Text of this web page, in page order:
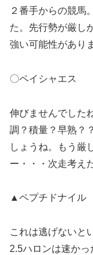
２番手からの競馬
た。先行勢が厳し
強い可能性があり
〇ペイシャエス
伸びませんでした
調？積量？早熟？
しょうね。もう厳
ー・・・次走考え
▲ペプチドナイル
これは逃げないと
2.5ハロンは速か